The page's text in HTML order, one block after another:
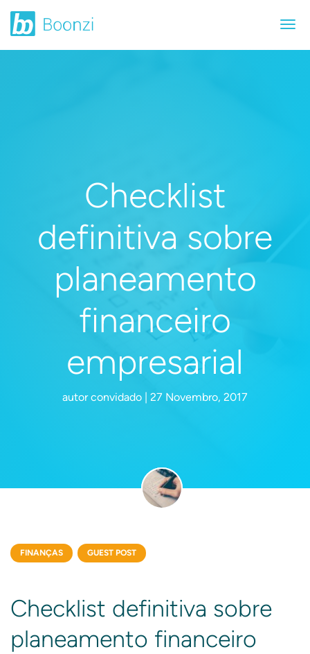
Checklist
definitiva sobre
planeamento
financeiro
empresarial
autor convidado | 27 Novembro, 2017
FINANÇAS GUEST POST
Checklist definitiva sobre
planeamento financeiro